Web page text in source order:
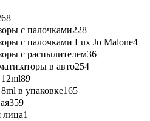
с палочками228
с палочками Lux Jo Malone4
с распылителем36
в авто254
89
в упаковке165
359
лица1